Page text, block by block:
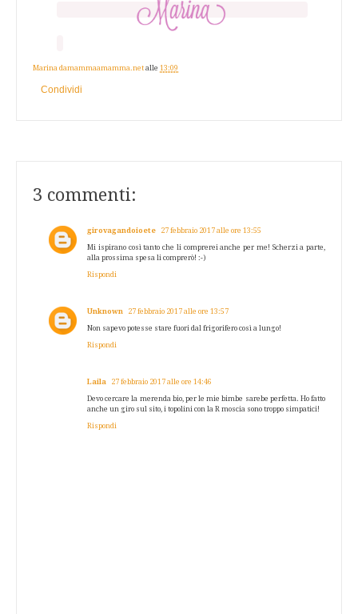
Marina damammaamamma.net alle 13:09
Condividi
3 commenti:
girovagandoioete 27 febbraio 2017 alle ore 13:55
Mi ispirano così tanto che li comprerei anche per me! Scherzi a parte,
alla prossima spesa li comprerò! :-)
Rispondi
Unknown 27 febbraio 2017 alle ore 13:57
Non sapevo potesse stare fuori dal frigorifero così a lungo!
Rispondi
Laila 27 febbraio 2017 alle ore 14:46
Devo cercare la merenda bio, per le mie bimbe sarebe perfetta. Ho fatto
anche un giro sul sito, i topolini con la R moscia sono troppo simpatici!
Rispondi